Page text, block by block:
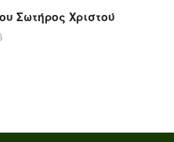
Σωτήρος Χριστού